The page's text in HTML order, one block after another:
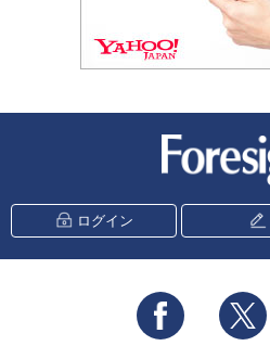
ログイン
Facebook